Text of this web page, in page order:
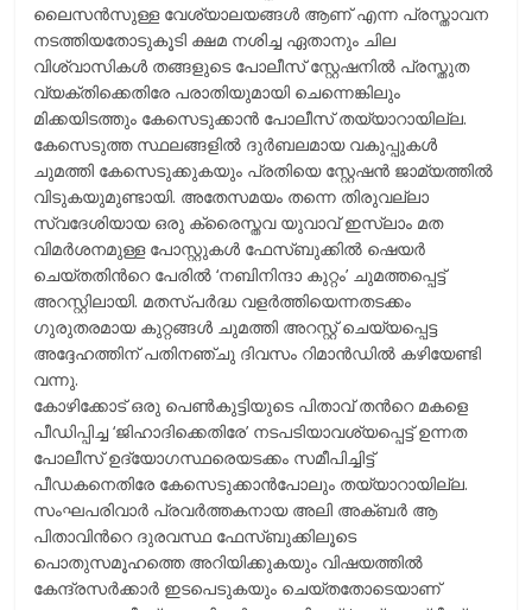
ലൈസന്‍സുള്ള വേശ്യാലയങ്ങള്‍ ആണ് എന്ന പ്രസ്താവന
നടത്തിയതോടുകൂടി ക്ഷമ നശിച്ച ഏതാനും ചില
വിശ്വാസികള്‍ തങ്ങളുടെ പോലീസ് സ്റ്റേഷനില്‍ പ്രസ്തുത
വ്യക്തിക്കെതിരേ പരാതിയുമായി ചെന്നെങ്കിലും
മിക്കയിടത്തും കേസെടുക്കാന്‍ പോലീസ് തയ്യാറായില്ല.
കേസെടുത്ത സ്ഥലങ്ങളില്‍ ദുര്‍ബലമായ വകുപ്പുകള്‍
ചുമത്തി കേസെടുക്കുകയും പ്രതിയെ സ്റ്റേഷന്‍ ജാമ്യത്തില്‍
വിടുകയുമുണ്ടായി. അതേസമയം തന്നെ തിരുവല്ലാ
സ്വദേശിയായ ഒരു ക്രൈസ്തവ യുവാവ് ഇസ്ലാം മത
വിമര്‍ശനമുള്ള പോസ്റ്റുകള്‍ ഫേസ്ബുക്കില്‍ ഷെയര്‍
ചെയ്തതിന്‍റെ പേരില്‍ ‘നബിനിന്ദാ കുറ്റം’ ചുമത്തപ്പെട്ട്
അറസ്റ്റിലായി. മതസ്പര്‍ദ്ധ വളര്‍ത്തിയെന്നതടക്കം
ഗുരുതരമായ കുറ്റങ്ങള്‍ ചുമത്തി അറസ്റ്റ് ചെയ്യപ്പെട്ട
അദ്ദേഹത്തിന് പതിനഞ്ചു ദിവസം റിമാന്‍ഡില്‍ കഴിയേണ്ടി
വന്നു.
കോഴിക്കോട് ഒരു പെണ്‍കുട്ടിയുടെ പിതാവ് തന്‍റെ മകളെ
പീഡിപ്പിച്ച ‘ജിഹാദിക്കെതിരേ’ നടപടിയാവശ്യപ്പെട്ട് ഉന്നത
പോലീസ് ഉദ്യോഗസ്ഥരെയടക്കം സമീപിച്ചിട്ട്
പീഡകനെതിരേ കേസെടുക്കാന്‍പോലും തയ്യാറായില്ല.
സംഘപരിവാര്‍ പ്രവര്‍ത്തകനായ അലി അക്ബര്‍ ആ
പിതാവിന്‍റെ ദുരവസ്ഥ ഫേസ്ബുക്കിലൂടെ
പൊതുസമൂഹത്തെ അറിയിക്കുകയും വിഷയത്തില്‍
കേന്ദ്രസര്‍ക്കാര്‍ ഇടപെടുകയും ചെയ്തതോടെയാണ്